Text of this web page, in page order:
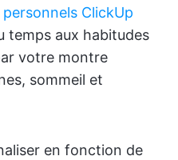
ClickUp
temps aux habitudes
votre montre
sommeil et
en fonction de